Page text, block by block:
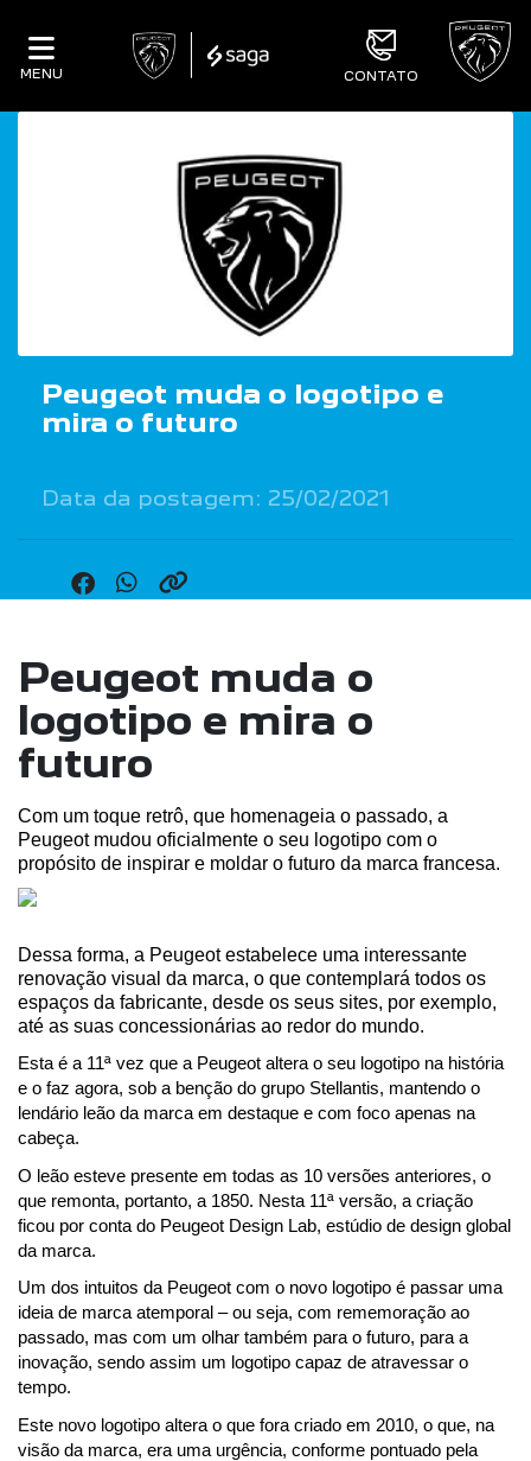
MENU CONTATO
Peugeot muda o logotipo e
mira o futuro
Data da postagem: 25/02/2021
Peugeot muda o
logotipo e mira o
futuro
Com um toque retrô, que homenageia o passado, a
Peugeot mudou oficialmente o seu logotipo com o
propósito de inspirar e moldar o futuro da marca francesa.
Dessa forma, a Peugeot estabelece uma interessante
renovação visual da marca, o que contemplará todos os
espaços da fabricante, desde os seus sites, por exemplo,
até as suas concessionárias ao redor do mundo.
Esta é a 11ª vez que a Peugeot altera o seu logotipo na história
e o faz agora, sob a benção do grupo Stellantis, mantendo o
lendário leão da marca em destaque e com foco apenas na
cabeça.
O leão esteve presente em todas as 10 versões anteriores, o
que remonta, portanto, a 1850. Nesta 11ª versão, a criação
ficou por conta do Peugeot Design Lab, estúdio de design global
da marca.
Um dos intuitos da Peugeot com o novo logotipo é passar uma
ideia de marca atemporal – ou seja, com rememoração ao
passado, mas com um olhar também para o futuro, para a
inovação, sendo assim um logotipo capaz de atravessar o
tempo.
Este novo logotipo altera o que fora criado em 2010, o que, na
visão da marca, era uma urgência, conforme pontuado pela